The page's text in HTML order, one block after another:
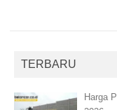
TERBARU
Harga